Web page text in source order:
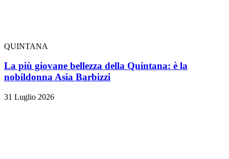
QUINTANA
La più giovane bellezza della Quintana: è la
nobildonna Asia Barbizzi
31 Luglio 2026